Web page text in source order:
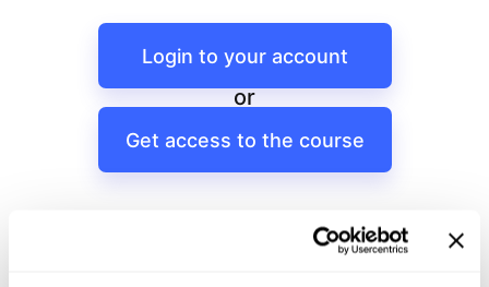
Login to your account
or
Get access to the course